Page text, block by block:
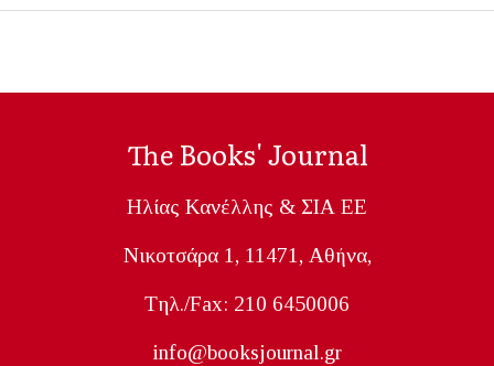
The Books' Journal
Ηλίας Κανέλλης & ΣΙΑ ΕΕ
Nικοτσάρα 1, 11471, Aθήνα,
Tηλ./Fax: 210 6450006
info@booksjournal.gr